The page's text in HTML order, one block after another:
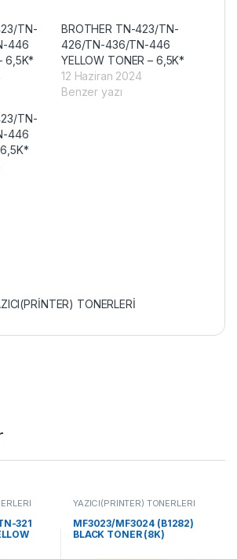
TN-
446
6,5K*
BROTHER TN-423/TN-
426/TN-436/TN-446
YELLOW TONER – 6,5K*
12 Haziran 2024
Benzer yazı
TN-
446
TONERLERİ
321
YAZICI(PRİNTER) TONERLERİ
MF3023/MF3024 (B1282)
BLACK TONER (8K)